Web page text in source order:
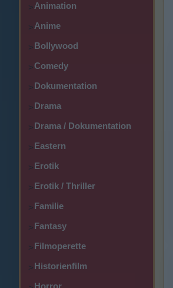
>Animation
>Anime
>Bollywood
>Comedy
>Dokumentation
>Drama
>Drama / Dokumentation
>Eastern
>Erotik
>Erotik / Thriller
>Familie
>Fantasy
>Filmoperette
>Historienfilm
Horror